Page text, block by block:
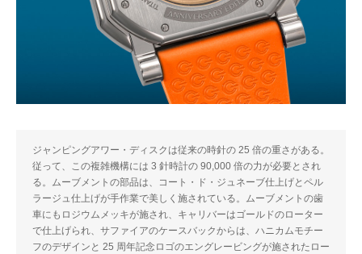
ジャンピングアワー・ディスクは従来の時針の 25 倍の重さがある。
従って、この複雑機構には 3 針時計の 90,000 倍の力が必要とされ
る。ムーブメントの部品は、コート・ド・ジュネーブ仕上げとペル
ラージュ仕上げが手作業で美しく施されている。ムーブメントの歯
車にもロジウムメッキが施され、キャリバーはゴールドのローター
で仕上げられ、サファイアのケースバックからは、ハニカムモチー
フのデザインと 25 周年記念ロゴのエングレービングが施されたロー